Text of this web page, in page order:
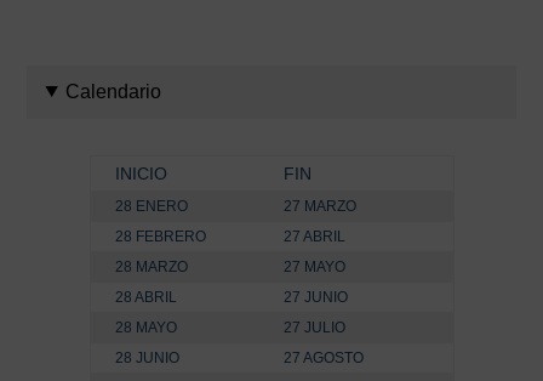
Calendario
INICIO FIN
28 ENERO
27 MARZO
28 FEBRERO
27 ABRIL
28 MARZO
27 MAYO
28 ABRIL
27 JUNIO
28 MAYO
27 JULIO
28 JUNIO
27 AGOSTO